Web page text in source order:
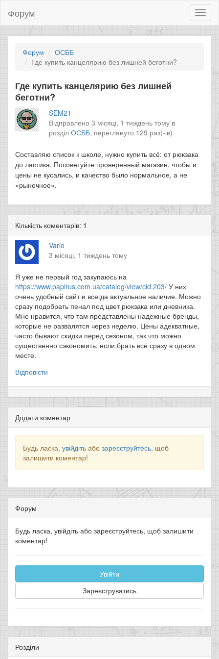
Форум
Форум
ОСББ
Где купить канцелярию без лишней беготни?
Где купить канцелярию без лишней
беготни?
SEM21
Відправлено 3 місяці, 1 тиждень тому в
розділОСББ, переглянуто 129 раз(-ів)
Составляю список к школе, нужно купить всё: от рюкзака
до ластика. Посоветуйте проверенный магазин, чтобы и
цены не кусались, и качество было нормальное, а не
«рыночное».
Кількість коментарів: 1
Vario
3 місяці, 1 тиждень тому
Я уже не первый год закупаюсь на
https://www.papirus.com.ua/catalog/view/cid.203/ У них
очень удобный сайт и всегда актуальное наличие. Можно
сразу подобрать пенал под цвет рюкзака или дневника.
Мне нравится, что там представлены надежные бренды,
которые не развалятся через неделю. Цены адекватные,
часто бывают скидки перед сезоном, так что можно
существенно сэкономить, если брать всё сразу в одном
месте.
Відповісти
Додати коментар
Будь ласка, увійдіть або зареєструйтесь, щоб
залишити коментар!
Форум
Будь ласка, увійдіть або зареєструйтесь, щоб залишити
коментар!
Увійти
Зареєструватись
Розділи